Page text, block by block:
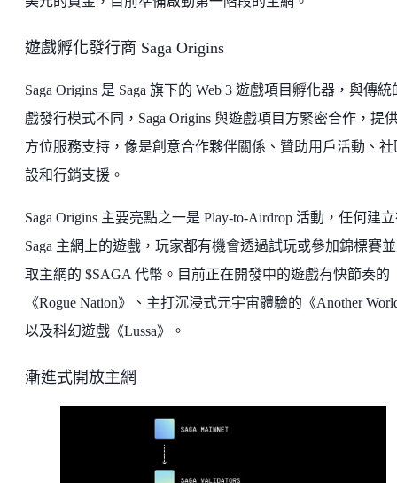
遊戲孵化發行商 Saga Origins
Saga Origins 是 Saga 旗下的 Web 3 遊戲項目孵化器，與傳統
戲發行模式不同，Saga Origins 與遊戲項目方緊密合作，提
方位服務支持，像是創意合作夥伴關係、贊助用戶活動、社
設和行銷支援。
Saga Origins 主要亮點之一是 Play-to-Airdrop 活動，任何建
Saga 主網上的遊戲，玩家都有機會透過試玩或參加錦標賽
取主網的 $SAGA 代幣。目前正在開發中的遊戲有快節奏的
《Rogue Nation》、主打沉浸式元宇宙體驗的《Another
以及科幻遊戲《Lussa》。
漸進式開放主網